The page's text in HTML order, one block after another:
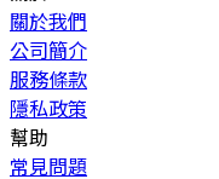
關於我們
公司簡介
服務條款
隱私政策
幫助
常見問題